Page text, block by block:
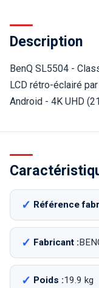
Description
BenQ SL5504 -
LCD rétro-éclairé
Android - 4K UHD
Référence
Fabricant :
Poids :19.9 kg